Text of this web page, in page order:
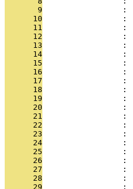
       9
:
      10
:
      11
:
      12
:
      13
:
      14
:
      15
:
      16
:
      17
:
      18
:
      19
:
      20
:
      21
:
      22
:
      23
:
      24
:
      25
:
      26
:
      27
:
      28
:
      29
: